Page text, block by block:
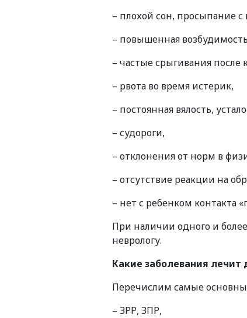
– плохой сон, просыпание
– повышенная
– частые срыгивания после
– рвота во время истерик,
– постоянная вялость,
– судороги,
– отклонения от норм в
– отсутствие реакции на
– нет с ребенком контакта
При наличии одного и
неврологу.
Какие заболевания лечит
Перечислим самые
– ЗРР, ЗПР,